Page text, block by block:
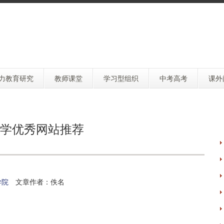
教育研究 教师课堂 学习型组织 中考高考 课
优秀网站推荐
文章作者：佚名